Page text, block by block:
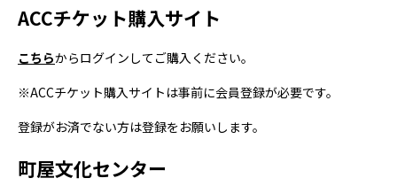
ACCチケット購入サイト
こちらからログインしてご購入ください。
※ACCチケット購入サイトは事前に会員登録が必要です。
登録がお済でない方は登録をお願いします。
町屋文化センター